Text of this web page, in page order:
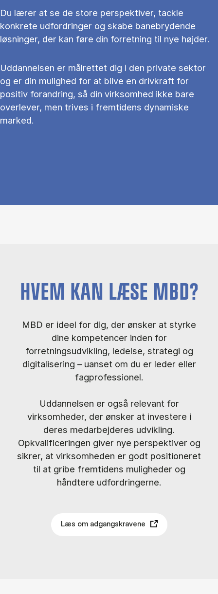
Du lærer at se de store perspektiver, tackle
konkrete udfordringer og skabe banebrydende
løsninger, der kan føre din forretning til nye højder.
Uddannelsen er målrettet dig i den private sektor
og er din mulighed for at blive en drivkraft for
positiv forandring, så din virksomhed ikke bare
overlever, men trives i fremtidens dynamiske
marked.
HVEM KAN LÆSE MBD?
MBD er ideel for dig, der ønsker at styrke
dine kompetencer inden for
forretningsudvikling, ledelse, strategi og
digitalisering – uanset om du er leder eller
fagprofessionel.
Uddannelsen er også relevant for
virksomheder, der ønsker at investere i
deres medarbejderes udvikling.
Opkvalificeringen giver nye perspektiver og
sikrer, at virksomheden er godt positioneret
til at gribe fremtidens muligheder og
håndtere udfordringerne.
Læs om adgangskravene